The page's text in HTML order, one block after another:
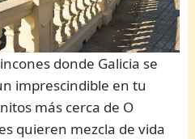
donde Galicia se
imprescindible en tu
más cerca de O
quieren mezcla de vida